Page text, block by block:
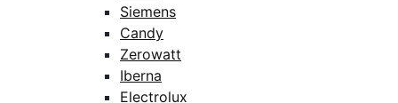
Siemens
Candy
Zerowatt
Iberna
Electrolux